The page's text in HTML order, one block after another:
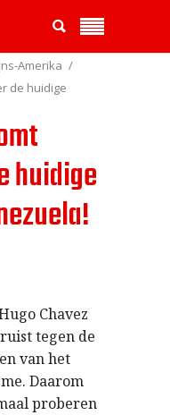
Amerika
de huidige
huidige
Chavez
tegen de
van het
Daarom
proberen